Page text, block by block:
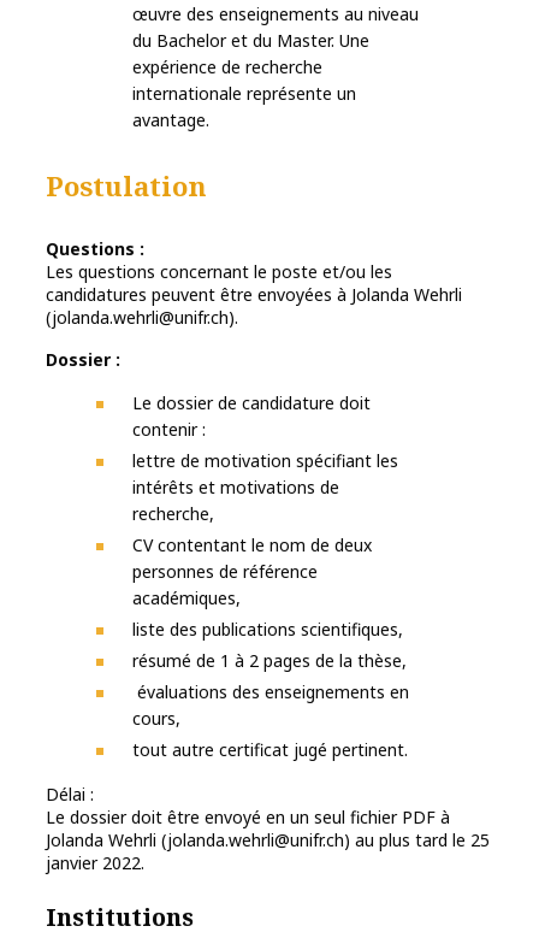
œuvre des enseignements au niveau
du Bachelor et du Master. Une
expérience de recherche
internationale représente un
avantage.
Postulation
Questions :
Les questions concernant le poste et/ou les
candidatures peuvent être envoyées à Jolanda Wehrli
(jolanda.wehrli@unifr.ch).
Dossier :
Le dossier de candidature doit
contenir :
lettre de motivation spécifiant les
intérêts et motivations de
recherche,
CV contentant le nom de deux
personnes de référence
académiques,
liste des publications scientifiques,
résumé de 1 à 2 pages de la thèse,
évaluations des enseignements en
cours,
tout autre certificat jugé pertinent.
Délai :
Le dossier doit être envoyé en un seul fichier PDF à
Jolanda Wehrli (jolanda.wehrli@unifr.ch) au plus tard le 25
janvier 2022.
Institutions